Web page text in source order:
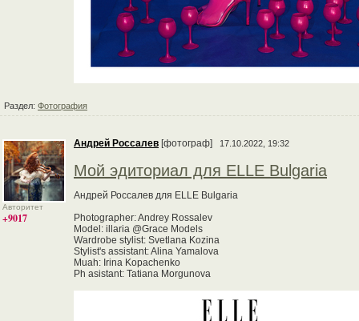
Раздел: Фотография
Авторитет
+9017
Андрей Россалев [фотограф] 17.10.2022, 19:32
Мой эдиториал для ELLE Bulgaria
Андрей Россалев для ELLE Bulgaria
Photographer: Andrey Rossalev
Model: illaria @Grace Models
Wardrobe stylist: Svetlana Kozina
Stylist's assistant: Alina Yamalova
Muah: Irina Kopachenko
Ph asistant: Tatiana Morgunova